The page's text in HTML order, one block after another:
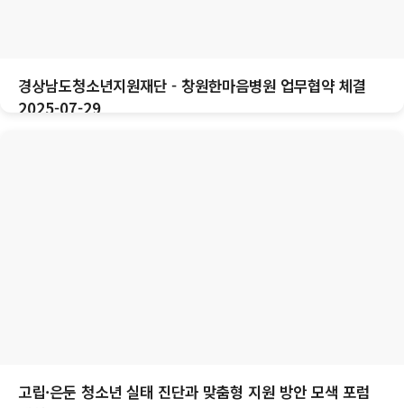
경상남도청소년지원재단 - 창원한마음병원 업무협약 체결
2025-07-29
고립·은둔 청소년 실태 진단과 맞춤형 지원 방안 모색 포럼